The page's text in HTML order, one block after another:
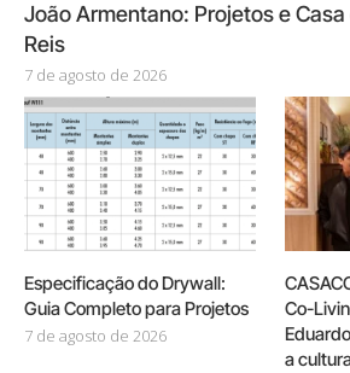
João Armentano: Projetos e
Reis
7 de agosto de 2026
Especificação do Drywall:
Guia Completo para Projetos
7 de agosto de 2026
Co-
a